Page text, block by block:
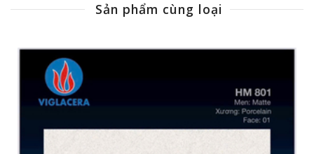
Sản phẩm cùng loại